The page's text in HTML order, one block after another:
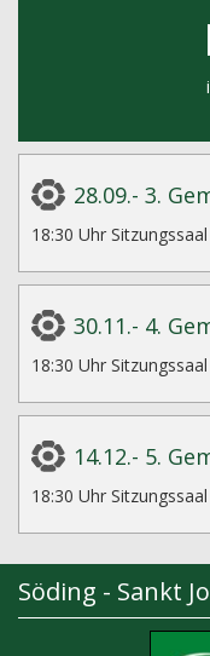
28.09.- 3.
18:30 Uhr
30.11.- 4.
18:30 Uhr
14.12.- 5.
18:30 Uhr
Söding - Sankt